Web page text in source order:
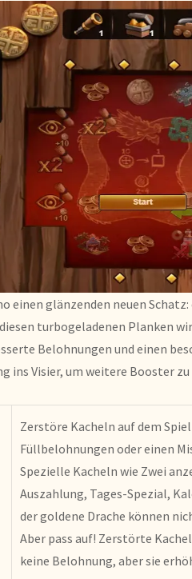
einen glänzenden neuen
turbogeladenen Planken
Belohnungen und einen
ins Visier, um weitere Booster
Zerstöre Kacheln auf dem
Füllbelohnungen oder einen
Spezielle Kacheln wie Zwei
Auszahlung, Tages-Spezial,
der goldene Drache können
Aber pass auf! Zerstörte
keine Belohnung, aber sie